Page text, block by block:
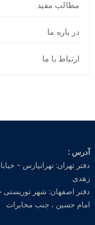
مطالب مفید
در باره ما
ارتباط با ما
آدرس :
دفتر تهران: تهرانپارس -
زهدی
دفتر اصفهان: شهر توریستی
امام حسین ، جنب مخابرات